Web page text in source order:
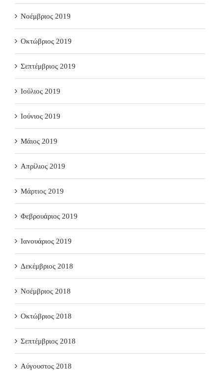
Νοέμβριος 2019
Οκτώβριος 2019
Σεπτέμβριος 2019
Ιούλιος 2019
Ιούνιος 2019
Μάιος 2019
Απρίλιος 2019
Μάρτιος 2019
Φεβρουάριος 2019
Ιανουάριος 2019
Δεκέμβριος 2018
Νοέμβριος 2018
Οκτώβριος 2018
Σεπτέμβριος 2018
Αύγουστος 2018